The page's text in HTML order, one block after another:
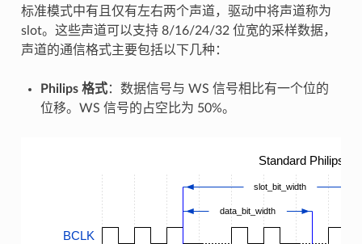
标准模式中有且仅有左右两个声道，驱动中将声道称为
slot。这些声道可以支持 8/16/24/32 位宽的采样数据，
声道的通信格式主要包括以下几种：
Philips 格式：数据信号与 WS 信号相比有一个位的
位移。WS 信号的占空比为 50%。
Standard Philips
BCLK
slot_bit_width
data_bit_width